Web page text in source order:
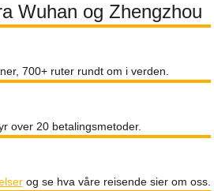
Wuhan og Zhengzhou
700+ ruter rundt om i verden.
over 20 betalingsmetoder.
og se hva våre reisende sier om oss.